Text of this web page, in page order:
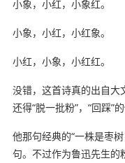
小象，小红，小象红。
小象，小红，小红象。
小红，小象，小红红。
没错，这首诗真的出自大
还得“脱一批粉”，“回踩”
他那句经典的“一株是枣
句。不过作为鲁迅先生的